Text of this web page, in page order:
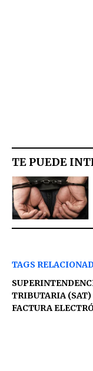
TE PUEDE
TAGS
TRIBUTARIA (SAT)
FACTURA